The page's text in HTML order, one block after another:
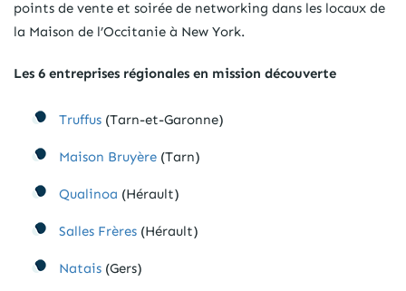
points de vente et soirée de networking dans les locaux de
la Maison de l’Occitanie à New York.
Les 6 entreprises régionales en mission découverte
Truffus (Tarn-et-Garonne)
Maison Bruyère (Tarn)
Qualinoa (Hérault)
Salles Frères (Hérault)
Natais (Gers)